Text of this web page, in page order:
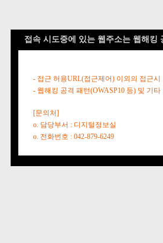
접속 시도중에 있는 웹주소는 웹해킹
- 접근 허용URL(접근제어) 이외의 접근시
- 웹해킹 공격 패턴(OWASP10 등) 및 기
[문의처]
o. 담당부서 : 디지털정보실
o. 전화번호 : 042-879-6249